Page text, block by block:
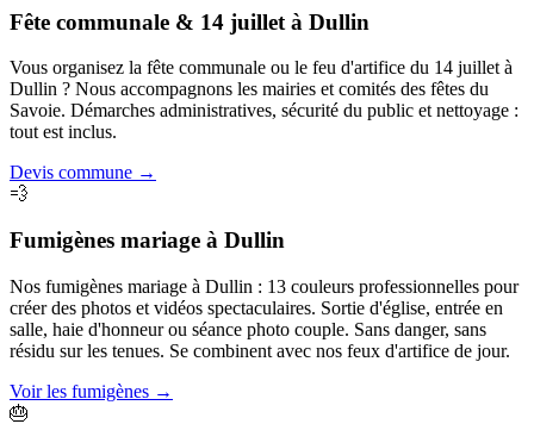
Fête communale & 14 juillet à Dullin
Vous organisez la fête communale ou le feu d'artifice du 14 juillet à
Dullin ? Nous accompagnons les mairies et comités des fêtes du
Savoie. Démarches administratives, sécurité du public et nettoyage :
tout est inclus.
Devis commune →
💨
Fumigènes mariage à Dullin
Nos fumigènes mariage à Dullin : 13 couleurs professionnelles pour
créer des photos et vidéos spectaculaires. Sortie d'église, entrée en
salle, haie d'honneur ou séance photo couple. Sans danger, sans
résidu sur les tenues. Se combinent avec nos feux d'artifice de jour.
Voir les fumigènes →
🎂